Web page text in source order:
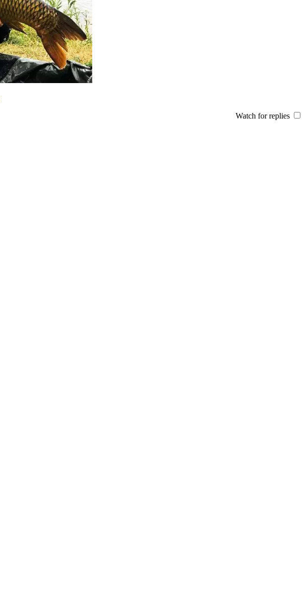
Watch for replies